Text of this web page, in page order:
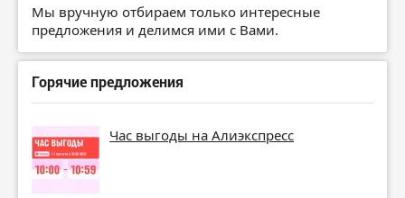
Мы вручную отбираем только интересные
предложения и делимся ими с Вами.
Горячие предложения
Час выгоды на Алиэкспресс